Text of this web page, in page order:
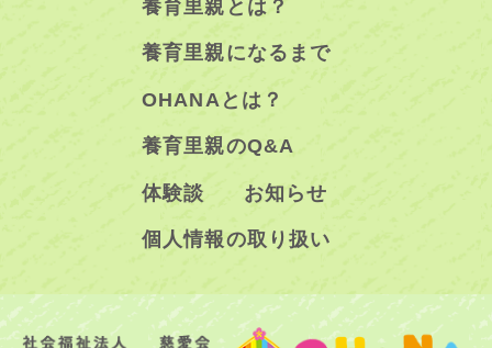
養育里親とは？
養育里親になるまで
OHANAとは？
養育里親のQ&A
体験談 お知らせ
個人情報の取り扱い